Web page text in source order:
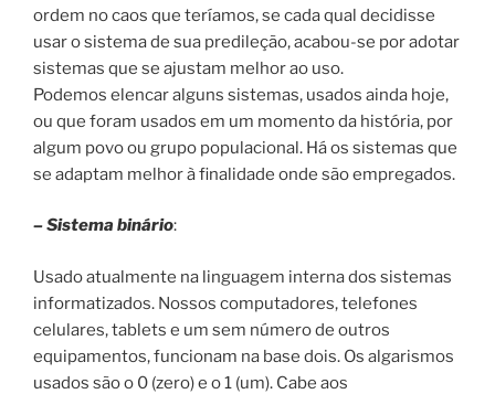
ordem no caos que teríamos, se cada qual decidisse
usar o sistema de sua predileção, acabou-se por adotar
sistemas que se ajustam melhor ao uso.
Podemos elencar alguns sistemas, usados ainda hoje,
ou que foram usados em um momento da história, por
algum povo ou grupo populacional. Há os sistemas que
se adaptam melhor à finalidade onde são empregados.
– Sistema binário:
Usado atualmente na linguagem interna dos sistemas
informatizados. Nossos computadores, telefones
celulares, tablets e um sem número de outros
equipamentos, funcionam na base dois. Os algarismos
usados são o 0 (zero) e o 1 (um). Cabe aos